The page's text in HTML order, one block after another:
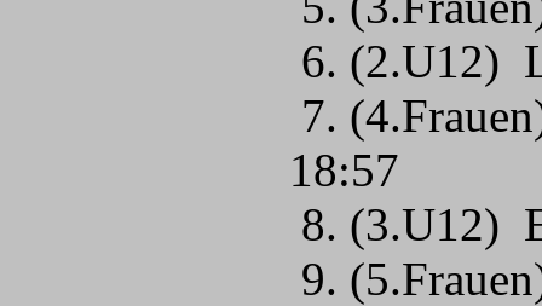
6. (2.U12)
7.
18:57
8. (3.U12)
9.